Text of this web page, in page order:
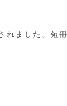
ました。短